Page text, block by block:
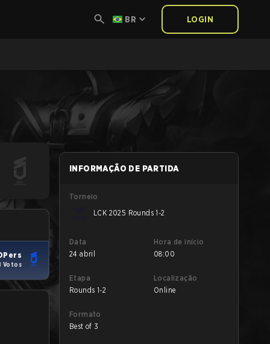
BR LOGIN
Votos
INFORMAÇÃO DE PARTIDA
Torneio
LCK 2025 Rounds 1-2
Data
24 abril
Hora de início
08:00
Etapa
Rounds 1-2
Localização
Online
Formato
Best of 3